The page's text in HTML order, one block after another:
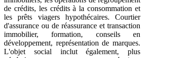
de crédits, les crédits à la consommation et
les prêts viagers hypothécaires. Courtier
d'assurance ou de réassurance et transaction
immobilier, formation, conseils en
développement, représentation de marques.
L'objet social inclut également, plus